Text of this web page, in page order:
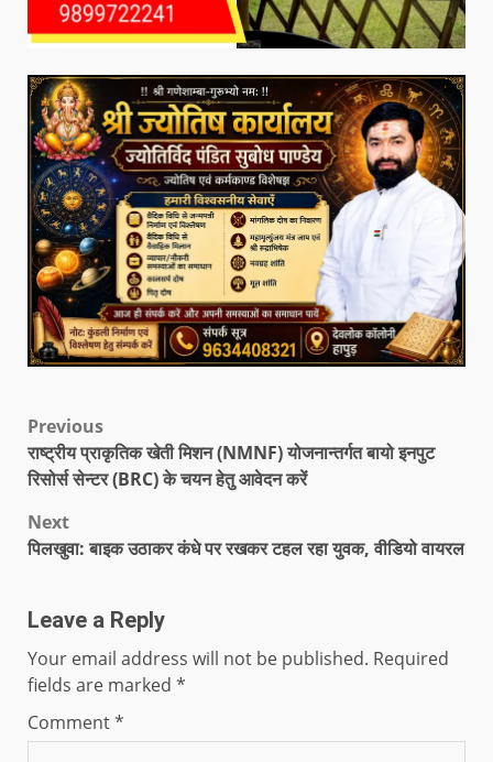
Previous
राष्ट्रीय प्राकृतिक खेती मिशन (NMNF) योजनान्तर्गत बायो इनपुट
रिसोर्स सेन्टर (BRC) के चयन हेतु आवेदन करें
Next
पिलखुवा: बाइक उठाकर कंधे पर रखकर टहल रहा युवक, वीडियो वायरल
Leave a Reply
Your email address will not be published. Required
fields are marked *
Comment*